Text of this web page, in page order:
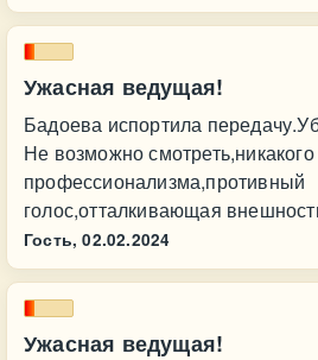
Ужасная ведущая!
Бадоева испортила
Не возможно смотреть,никакого
профессионализма,противный
голос,отталкивающая
Гость, 02.02.2024
Ужасная ведущая!